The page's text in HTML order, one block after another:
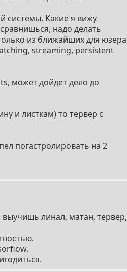
системы. Какие я вижу
надо делать
из ближайших для юзера
streaming, persistent
может дойдет дело до
и листкам) то тервер с
погастролировать на 2
линал, матан, тервер,